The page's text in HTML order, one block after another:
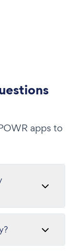
apps to